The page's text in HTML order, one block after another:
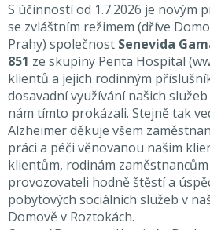
S účinností od 1.7.2026 je novým
se zvláštním režimem (dříve
Prahy) společnost Senevida
851 ze skupiny Penta Hospital (
klientů a jejich rodinným
dosavadní využívání našich
nám tímto prokázali. Stejně tak
Alzheimer děkuje všem
práci a péči věnovanou našim
klientům, rodinám
provozovateli hodně štěstí a
pobytových sociálních služeb v
Domově v Roztokách.